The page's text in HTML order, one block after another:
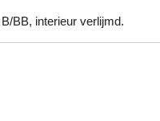
BB, interieur verlijmd.